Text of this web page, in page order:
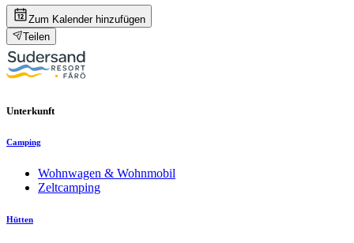
Zum Kalender hinzufügen
Teilen
Unterkunft
Camping
Wohnwagen & Wohnmobil
Zeltcamping
Hütten